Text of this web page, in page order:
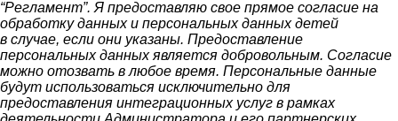
“Регламент”. Я предоставляю свое прямое согласие на
обработку данных и персональных данных детей
в случае, если они указаны. Предоставление
персональных данных является добровольным. Согласие
можно отозвать в любое время. Персональные данные
будут использоваться исключительно для
предоставления интеграционных услуг в рамках